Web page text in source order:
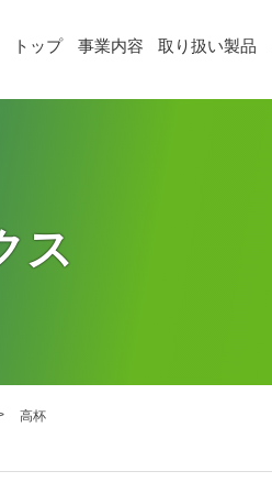
トップ 事業内容 取り扱い製品
ス
高杯